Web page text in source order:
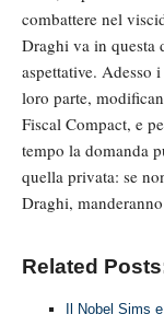
combattere nel
Draghi va in questa
aspettative. Adesso
loro parte,
Fiscal Compact, e
tempo la domanda
quella privata: se
Draghi,
Related
Il Nobel Sims